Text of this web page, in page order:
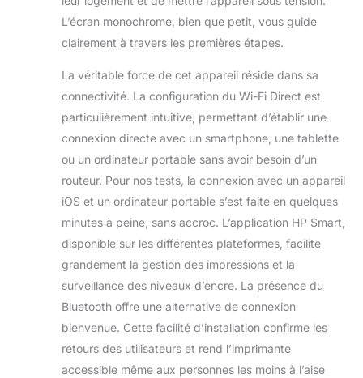
au bureau, et plus
encore
Impression en
HP ePrint :
imprimez des
photos, des
plus encore
lorsque vous êtes
en déplacement
en utilisant HP
ePrint Petite et
portable : cette
imprimante
compacte et
durable tient dans
votre voiture, sac
encore, pour une
impression
pratique n'importe
L’écran monochrome, bien que petit, vous guide
clairement à travers les premières étapes.
La véritable force de cet appareil réside dans sa
connectivité. La configuration du Wi-Fi Direct est
particulièrement intuitive, permettant d’établir une
connexion directe avec un smartphone, une tablette
ou un ordinateur portable sans avoir besoin d’un
routeur. Pour nos tests, la connexion avec un appareil
iOS et un ordinateur portable s’est faite en quelques
minutes à peine, sans accroc. L’application HP Smart,
disponible sur les différentes plateformes, facilite
grandement la gestion des impressions et la
surveillance des niveaux d’encre. La présence du
Bluetooth offre une alternative de connexion
bienvenue. Cette facilité d’installation confirme les
retours des utilisateurs et rend l’imprimante
accessible même aux personnes les moins à l’aise